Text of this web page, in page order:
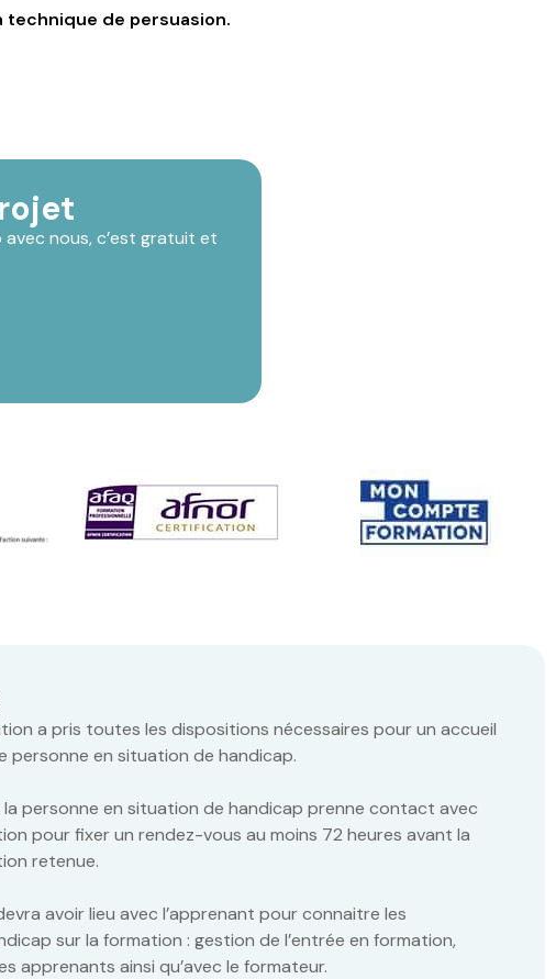
de persuasion.
nous, c’est gratuit et
a pris toutes les dispositions nécessaires pour un accueil
personne en situation de handicap.
personne en situation de handicap prenne contact avec
pour fixer un rendez-vous au moins 72 heures avant la
retenue.
avoir lieu avec l’apprenant pour connaitre les
sur la formation : gestion de l’entrée en formation,
apprenants ainsi qu’avec le formateur.